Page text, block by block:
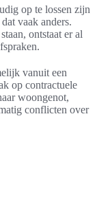
op te lossen zijn
vaak anders.
ontstaat er al
vanuit een
op contractuele
woongenot,
conflicten over